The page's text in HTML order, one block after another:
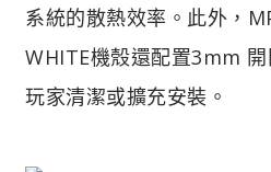
系統的散熱效率。此外，
WHITE機殼還配置3mm
玩家清潔或擴充安裝。